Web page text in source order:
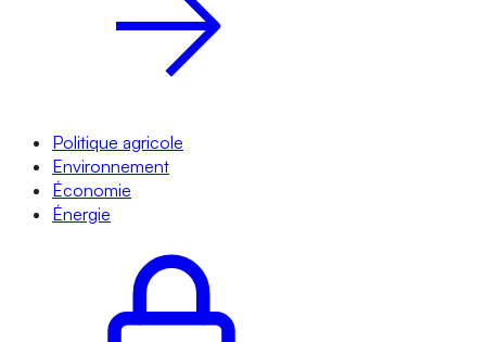
Politique agricole
Environnement
Économie
Énergie